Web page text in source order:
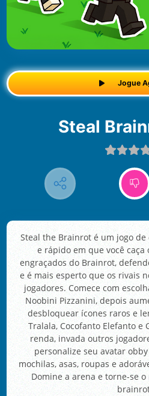
Jogue
Steal
Steal the Brainrot é um jogo
e rápido em que você caça
engraçados do Brainrot,
e é mais esperto que os rivais
jogadores. Comece com
Noobini Pizzanini, depois
desbloquear ícones raros e
Tralala, Cocofanto Elefanto e
renda, invada outros
personalize seu avatar
mochilas, asas, roupas e
Domine a arena e torne-se